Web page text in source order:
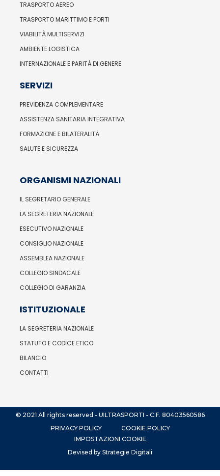
TRASPORTO AEREO
TRASPORTO MARITTIMO E PORTI
VIABILITÀ MULTISERVIZI
AMBIENTE LOGISTICA
INTERNAZIONALE E PARITÀ DI GENERE
SERVIZI
PREVIDENZA COMPLEMENTARE
ASSISTENZA SANITARIA INTEGRATIVA
FORMAZIONE E BILATERALITÀ
SALUTE E SICUREZZA
ORGANISMI NAZIONALI
IL SEGRETARIO GENERALE
LA SEGRETERIA NAZIONALE
ESECUTIVO NAZIONALE
CONSIGLIO NAZIONALE
ASSEMBLEA NAZIONALE
COLLEGIO SINDACALE
COLLEGIO DI GARANZIA
ISTITUZIONALE
LA SEGRETERIA NAZIONALE
STATUTO E CODICE ETICO
BILANCIO
CONTATTI
© 2021 All rights reserved - UILTRASPORTI - C.F. 80403560586
PRIVACY POLICY
COOKIE POLICY
IMPOSTAZIONI COOKIE
Devised by Strategie Digitali